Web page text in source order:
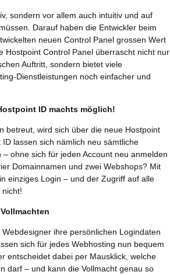
sondern vor allem auch intuitiv und auf
Darauf haben die Entwickler beim
neuen Control Panel grossen Wert
Hostpoint Control Panel überrascht nicht nur
Auftritt, sondern bietet viele
Dienstleistungen noch einfacher und
ID machts möglich!
betreut, wird sich über die neue Hostpoint
lassen sich nämlich neu sämtliche
ohne sich für jeden Account neu anmelden
Domainnamen und zwei Webshops? Mit
einziges Login – und der Zugriff auf alle
nicht!
ihre persönlichen Logindaten
sich für jedes Webhosting nun bequem
entscheidet dabei per Mausklick, welche
darf – und kann die Vollmacht genau so